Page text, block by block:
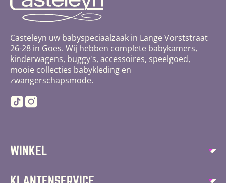
Casteleyn uw babyspeciaalzaak in Lange Vorststraat
26-28 in Goes. Wij hebben complete babykamers,
kinderwagens, buggy's, accessoires, speelgoed,
mooie collecties babykleding en
zwangerschapsmode.
TikTokInstagram
WINKEL
Autostoelen